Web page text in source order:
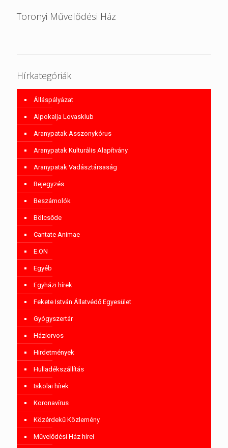
Toronyi Művelődési Ház
Hírkategóriák
Álláspályázat
Alpokalja Lovasklub
Aranypatak Asszonykórus
Aranypatak Kulturális Alapítvány
Aranypatak Vadásztársaság
Bejegyzés
Beszámolók
Bölcsőde
Cantate Animae
E.ON
Egyéb
Egyházi hírek
Fekete István Állatvédő Egyesület
Gyógyszertár
Háziorvos
Hirdetmények
Hulladékszállítás
Iskolai hírek
Koronavírus
Közérdekű Közlemény
Művelődési Ház hírei